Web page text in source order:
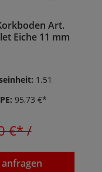
Art.
Eiche 11 mm
1.51
95,73 €*
€*/